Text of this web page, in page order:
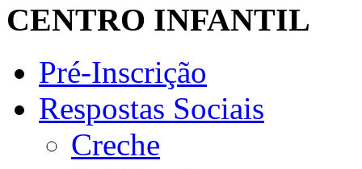
CENTRO INFANTIL
Pré-Inscrição
Respostas Sociais
Creche